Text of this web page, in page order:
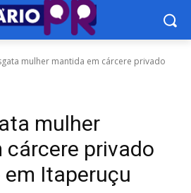
mulher mantida em cárcere privado
mulher
cárcere privado
Itaperuçu